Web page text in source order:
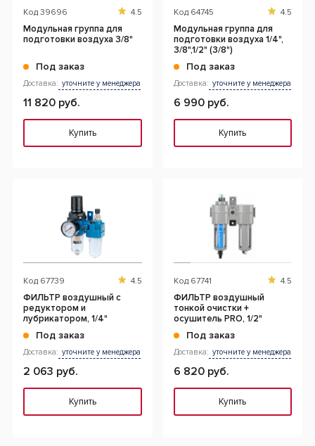
Код 39696 4.5
Модульная группа для
подготовки воздуха 3/8"
Под заказ
Доставка: уточните у менеджера
11 820 руб.
Купить
Код 64745 4.5
Модульная группа для
подготовки воздуха 1/4",
3/8",1/2" (3/8")
Под заказ
Доставка: уточните у менеджера
6 990 руб.
Купить
Код 67739 4.5
ФИЛЬТР воздушный с
редуктором и
лубрикатором, 1/4"
Под заказ
Доставка: уточните у менеджера
2 063 руб.
Купить
Код 67741 4.5
ФИЛЬТР воздушный
тонкой очистки +
осушитель PRO, 1/2"
Под заказ
Доставка: уточните у менеджера
6 820 руб.
Купить